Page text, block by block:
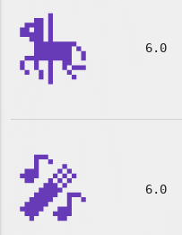
🎠 6.0
🎤 6.0